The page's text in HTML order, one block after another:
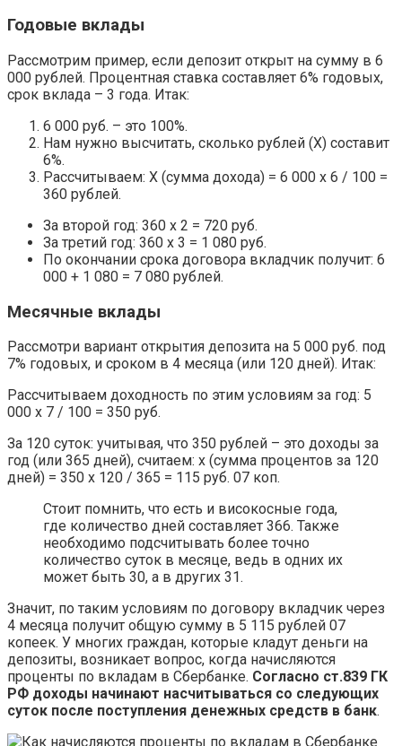
Годовые вклады
Рассмотрим пример, если депозит открыт на сумму в 6
000 рублей. Процентная ставка составляет 6% годовых,
срок вклада – 3 года. Итак:
6 000 руб. – это 100%.
Нам нужно высчитать, сколько рублей (Х) составит
6%.
Рассчитываем: Х (сумма дохода) = 6 000 х 6 / 100 =
360 рублей.
За второй год: 360 х 2 = 720 руб.
За третий год: 360 х 3 = 1 080 руб.
По окончании срока договора вкладчик получит: 6
000 + 1 080 = 7 080 рублей.
Месячные вклады
Рассмотри вариант открытия депозита на 5 000 руб. под
7% годовых, и сроком в 4 месяца (или 120 дней). Итак:
Рассчитываем доходность по этим условиям за год: 5
000 х 7 / 100 = 350 руб.
За 120 суток: учитывая, что 350 рублей – это доходы за
год (или 365 дней), считаем: х (сумма процентов за 120
дней) = 350 х 120 / 365 = 115 руб. 07 коп.
Стоит помнить, что есть и високосные года,
где количество дней составляет 366. Также
необходимо подсчитывать более точно
количество суток в месяце, ведь в одних их
может быть 30, а в других 31.
Значит, по таким условиям по договору вкладчик через
4 месяца получит общую сумму в 5 115 рублей 07
копеек. У многих граждан, которые кладут деньги на
депозиты, возникает вопрос, когда начисляются
проценты по вкладам в Сбербанке. Согласно ст.839 ГК
РФ доходы начинают насчитываться со следующих
суток после поступления денежных средств в банк.